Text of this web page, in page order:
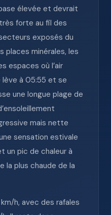
élevée et devrait
forte au fil des
exposés du
places minérales, les
espaces où l’air
lève à 05:55 et se
une longue plage de
mais nette
sensation estivale
un pic de chaleur à
la plus chaude de la
h, avec des rafales